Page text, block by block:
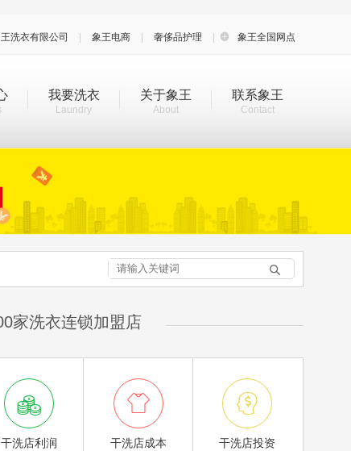
洗衣有限公司 象王电商 奢侈品护理  象王全国网点
我要洗衣
Laundry
关于象王
About
联系象王
Contact

家洗衣连锁加盟店

干洗店利润

干洗店成本

干洗店投资